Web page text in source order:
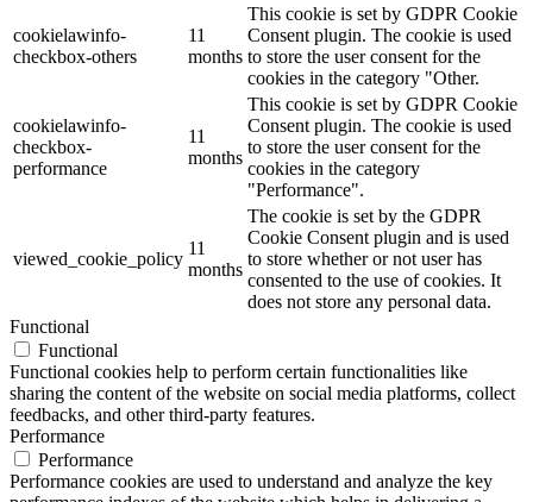
cookielawinfo-
checkbox-others
11
months
This cookie is set by GDPR Cookie
Consent plugin. The cookie is used
to store the user consent for the
cookies in the category "Other.
cookielawinfo-
checkbox-
performance
11
months
This cookie is set by GDPR Cookie
Consent plugin. The cookie is used
to store the user consent for the
cookies in the category
"Performance".
viewed_cookie_policy
11
months
The cookie is set by the GDPR
Cookie Consent plugin and is used
to store whether or not user has
consented to the use of cookies. It
does not store any personal data.
Functional
Functional
Functional cookies help to perform certain functionalities like
sharing the content of the website on social media platforms, collect
feedbacks, and other third-party features.
Performance
Performance
Performance cookies are used to understand and analyze the key